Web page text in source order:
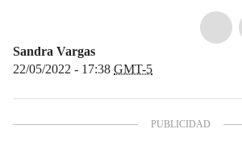
Sandra Vargas
22/05/2022 - 17:38 GMT-5